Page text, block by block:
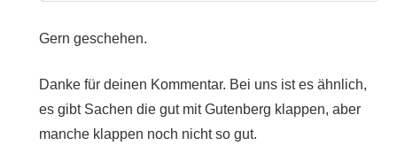
Gern geschehen.
Danke für deinen Kommentar. Bei uns ist es ähnlich,
es gibt Sachen die gut mit Gutenberg klappen, aber
manche klappen noch nicht so gut.